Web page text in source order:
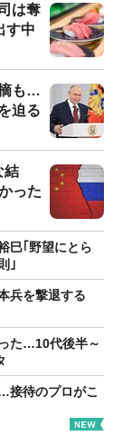
は奪
す中
も…
迫る
結
った
巳｢野望にとら
｣
兵を撃退する
た…10代後半～
接待のプロがこ